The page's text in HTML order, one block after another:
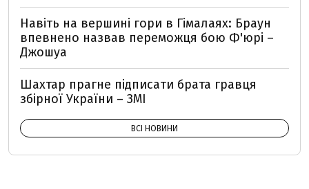
Навіть на вершині гори в Гімалаях: Браун
впевнено назвав переможця бою Ф'юрі –
Джошуа
Шахтар прагне підписати брата гравця
збірної України – ЗМІ
ВСІ НОВИНИ